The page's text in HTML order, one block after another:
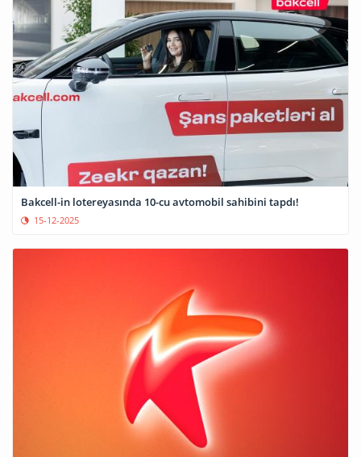
Bakcell-in lotereyasında 10-cu avtomobil sahibini tapdı!
15-12-2025